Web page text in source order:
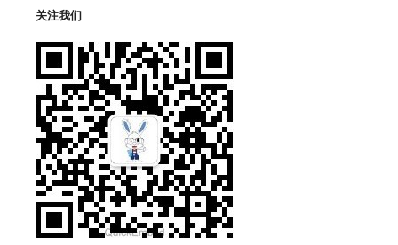
关注我们